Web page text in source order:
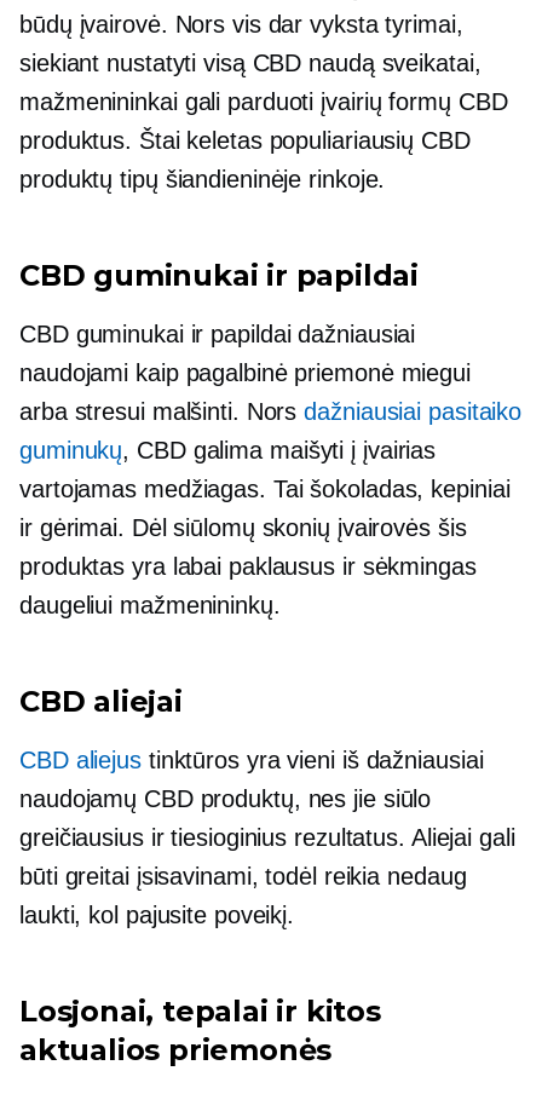
būdų įvairovė. Nors vis dar vyksta tyrimai,
siekiant nustatyti visą CBD naudą sveikatai,
mažmenininkai gali parduoti įvairių formų CBD
produktus. Štai keletas populiariausių CBD
produktų tipų šiandieninėje rinkoje.
CBD guminukai ir papildai
CBD guminukai ir papildai dažniausiai
naudojami kaip pagalbinė priemonė miegui
arba stresui malšinti. Norsdažniausiai pasitaiko
guminukų, CBD galima maišyti į įvairias
vartojamas medžiagas. Tai šokoladas, kepiniai
ir gėrimai. Dėl siūlomų skonių įvairovės šis
produktas yra labai paklausus ir sėkmingas
daugeliui mažmenininkų.
CBD aliejai
CBD aliejustinktūros yra vieni iš dažniausiai
naudojamų CBD produktų, nes jie siūlo
greičiausius ir tiesioginius rezultatus. Aliejai gali
būti greitai įsisavinami, todėl reikia nedaug
laukti, kol pajusite poveikį.
Losjonai, tepalai ir kitos
aktualios priemonės